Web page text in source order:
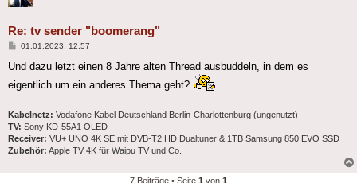
Re: tv sender "boomerang"
Beitrag
01.01.2023, 12:57
Und dazu letzt einen 8 Jahre alten Thread ausbuddeln, in dem es
eigentlich um ein anderes Thema geht?
Kabelnetz: Vodafone Kabel Deutschland Berlin-Charlottenburg (ungenutzt)
TV: Sony KD-55A1 OLED
Receiver: VU+ UNO 4K SE mit DVB-T2 HD Dualtuner & 1TB Samsung 850 EVO SSD
Zubehör: Apple TV 4K für Waipu TV und Co.
7 Beiträge • Seite 1 von 1